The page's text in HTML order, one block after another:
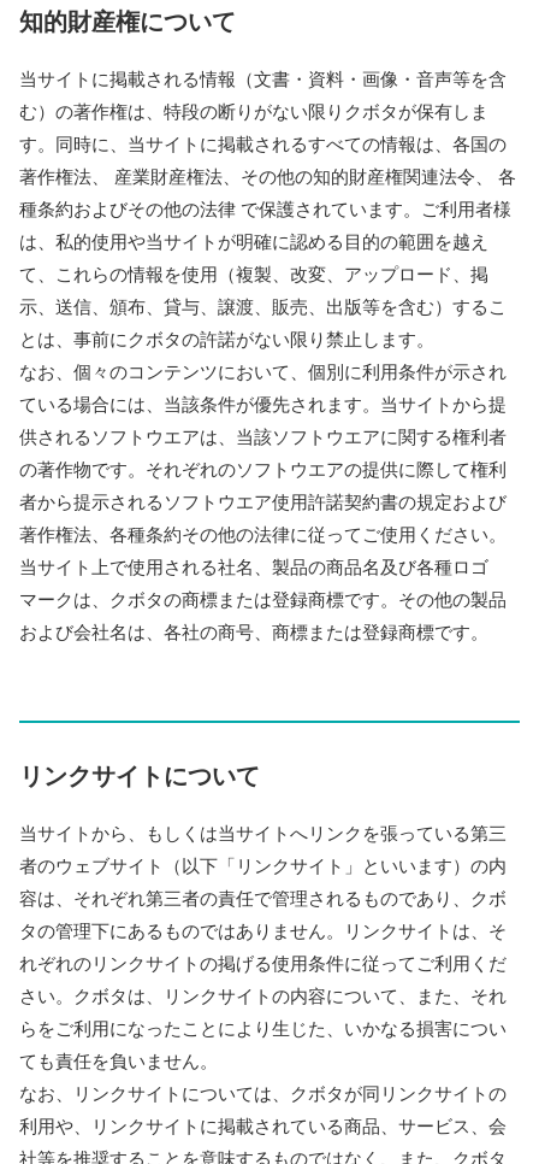
知的財産権について
当サイトに掲載される情報（文書・資料・画像・音声等を含
む）の著作権は、特段の断りがない限りクボタが保有しま
す。同時に、当サイトに掲載されるすべての情報は、各国の
著作権法、 産業財産権法、その他の知的財産権関連法令、 各
種条約およびその他の法律 で保護されています。ご利用者様
は、私的使用や当サイトが明確に認める目的の範囲を越え
て、これらの情報を使用（複製、改変、アップロード、掲
示、送信、頒布、貸与、譲渡、販売、出版等を含む）するこ
とは、事前にクボタの許諾がない限り禁止します。
なお、個々のコンテンツにおいて、個別に利用条件が示され
ている場合には、当該条件が優先されます。当サイトから提
供されるソフトウエアは、当該ソフトウエアに関する権利者
の著作物です。それぞれのソフトウエアの提供に際して権利
者から提示されるソフトウエア使用許諾契約書の規定および
著作権法、各種条約その他の法律に従ってご使用ください。
当サイト上で使用される社名、製品の商品名及び各種ロゴ
マークは、クボタの商標または登録商標です。その他の製品
および会社名は、各社の商号、商標または登録商標です。
リンクサイトについて
当サイトから、もしくは当サイトへリンクを張っている第三
者のウェブサイト（以下「リンクサイト」といいます）の内
容は、それぞれ第三者の責任で管理されるものであり、クボ
タの管理下にあるものではありません。リンクサイトは、そ
れぞれのリンクサイトの掲げる使用条件に従ってご利用くだ
さい。クボタは、リンクサイトの内容について、また、それ
らをご利用になったことにより生じた、いかなる損害につい
ても責任を負いません。
なお、リンクサイトについては、クボタが同リンクサイトの
利用や、リンクサイトに掲載されている商品、サービス、会
社等を推奨することを意味するものではなく、また、クボタ